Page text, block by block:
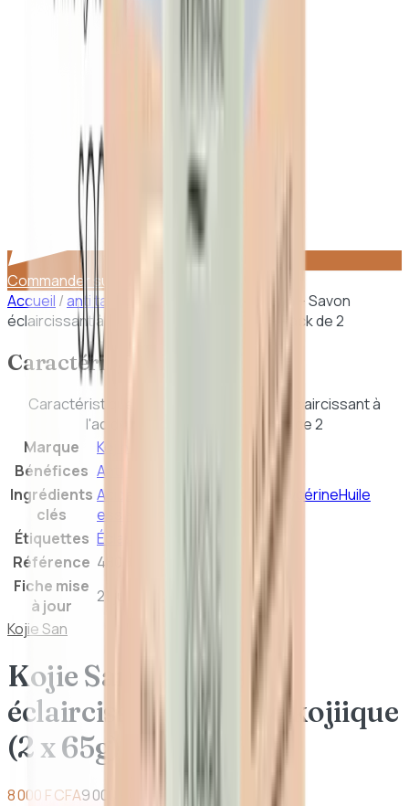
Commander sur WhatsApp
Accueil /anti taches points noirs
Kojie San – Savon
éclaircissant à l'acide kojiique (2 x 65g) – Pack de 2
Caractéristiques
Caractéristiques de
Kojie San – Savon éclaircissant à
l'acide kojiique (2 x 65g) – Pack de 2
Marque
Kojie San
Bénéfices Anti-taches
Ingrédients
clés
Acide kojique GlycérineHuile
essentielle de Tea Tree
Étiquettes Éclat / Anti-taches
Référence 4809013300215
Fiche mise
à jour
21 juillet 2026
Kojie San
Kojie San – Savon
éclaircissant à l'acide kojiique
(2 x 65g) – Pack de 2
8 000 F CFA9 000 F CFA